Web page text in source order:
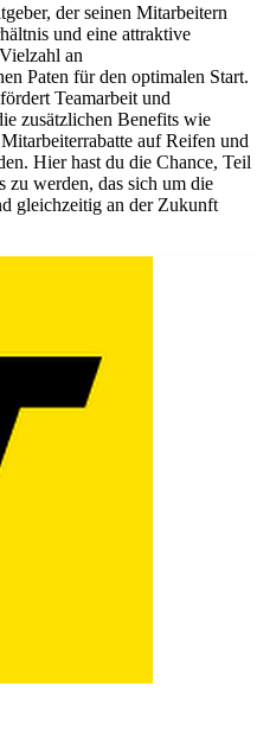
der seinen Mitarbeitern
und eine attraktive
an
Paten für den optimalen Start.
Teamarbeit und
zusätzlichen Benefits wie
auf Reifen und
Hier hast du die Chance, Teil
zu werden, das sich um die
gleichzeitig an der Zukunft